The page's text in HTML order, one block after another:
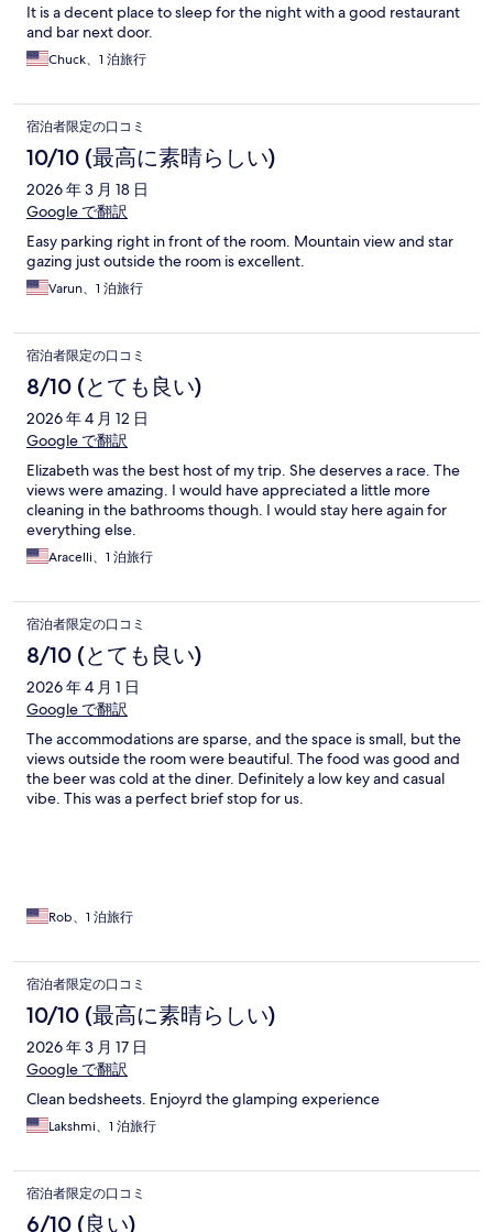
It is a decent place to sleep for the night with a good restaurant
and bar next door.
Chuck、1 泊旅行
宿泊者限定の口コミ
10/10 (最高に素晴らしい)
2026 年 3 月 18 日
Google で翻訳
Easy parking right in front of the room. Mountain view and star
gazing just outside the room is excellent.
Varun、1 泊旅行
宿泊者限定の口コミ
8/10 (とても良い)
2026 年 4 月 12 日
Google で翻訳
Elizabeth was the best host of my trip. She deserves a race. The
views were amazing. I would have appreciated a little more
cleaning in the bathrooms though. I would stay here again for
everything else.
Aracelli、1 泊旅行
宿泊者限定の口コミ
8/10 (とても良い)
2026 年 4 月 1 日
Google で翻訳
The accommodations are sparse, and the space is small, but the
views outside the room were beautiful. The food was good and
the beer was cold at the diner. Definitely a low key and casual
vibe. This was a perfect brief stop for us.
Rob、1 泊旅行
宿泊者限定の口コミ
10/10 (最高に素晴らしい)
2026 年 3 月 17 日
Google で翻訳
Clean bedsheets. Enjoyrd the glamping experience
Lakshmi、1 泊旅行
宿泊者限定の口コミ
6/10 (良い)